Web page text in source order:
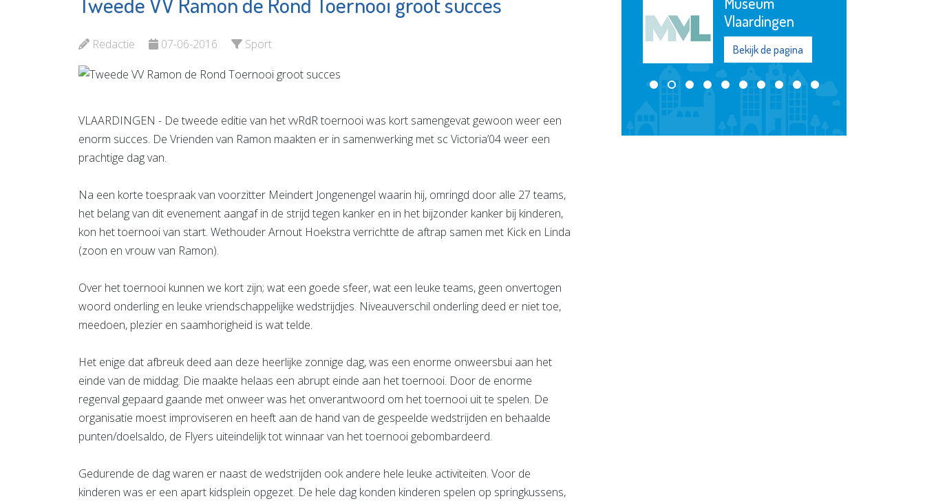
Redactie 07-06-2016 Sport
VLAARDINGEN - De tweede editie van het vvRdR toernooi was kort samengevat gewoon weer een
enorm succes. De Vrienden van Ramon maakten er in samenwerking met sc Victoria’04 weer een
prachtige dag van.
Na een korte toespraak van voorzitter Meindert Jongenengel waarin hij, omringd door alle 27 teams,
het belang van dit evenement aangaf in de strijd tegen kanker en in het bijzonder kanker bij kinderen,
kon het toernooi van start. Wethouder Arnout Hoekstra verrichtte de aftrap samen met Kick en Linda
(zoon en vrouw van Ramon).
Over het toernooi kunnen we kort zijn; wat een goede sfeer, wat een leuke teams, geen onvertogen
woord onderling en leuke vriendschappelijke wedstrijdjes. Niveauverschil onderling deed er niet toe,
meedoen, plezier en saamhorigheid is wat telde.
Het enige dat afbreuk deed aan deze heerlijke zonnige dag, was een enorme onweersbui aan het
einde van de middag. Die maakte helaas een abrupt einde aan het toernooi. Door de enorme
regenval gepaard gaande met onweer was het onverantwoord om het toernooi uit te spelen. De
organisatie moest improviseren en heeft aan de hand van de gespeelde wedstrijden en behaalde
punten/doelsaldo, de Flyers uiteindelijk tot winnaar van het toernooi gebombardeerd.
Gedurende de dag waren er naast de wedstrijden ook andere hele leuke activiteiten. Voor de
kinderen was er een apart kidsplein opgezet. De hele dag konden kinderen spelen op springkussens,
Bekijk de pagina
Bekijk de pagina
Vlaardingen
Bekijk de pagina